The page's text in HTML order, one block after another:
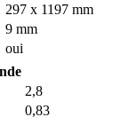
297 x 1197 mm
9 mm
oui
2,8
0,83